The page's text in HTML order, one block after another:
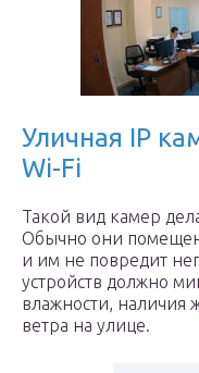
Уличная IP
Wi-Fi
Такой вид камер
Обычно они
и им не повредит
устройств должно
влажности, наличия
ветра на улице.